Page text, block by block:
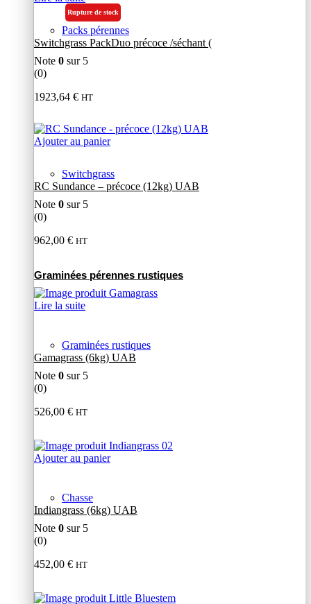
Rupture de stock
Packs pérennes
Switchgrass PackDuo précoce /séchant (
Note 0 sur 5
(0)
1923,64 € HT
Ajouter au panier
Switchgrass
RC Sundance – précoce (12kg) UAB
Note 0 sur 5
(0)
962,00 € HT
Graminées pérennes rustiques
Lire la suite
Graminées rustiques
Gamagrass (6kg) UAB
Note 0 sur 5
(0)
526,00 € HT
Ajouter au panier
Chasse
Indiangrass (6kg) UAB
Note 0 sur 5
(0)
452,00 € HT